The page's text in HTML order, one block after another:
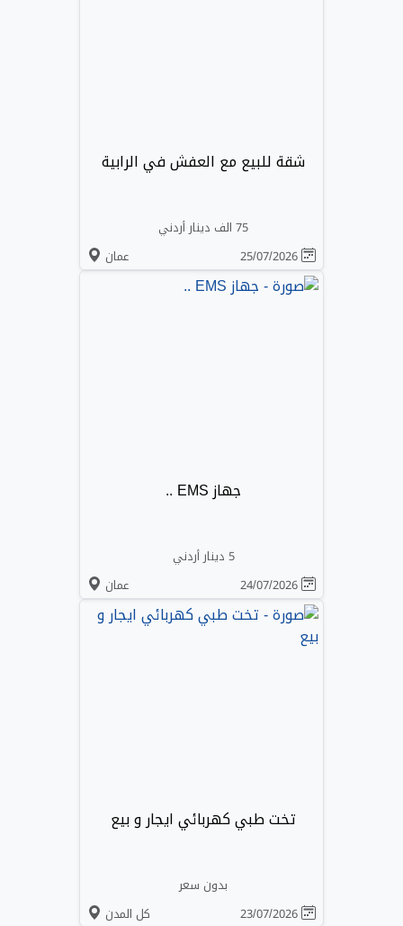
شقة للبيع مع العفش في الرابية
75 الف دينار أردني
عمان
جهاز EMS ..
5 دينار أردني
عمان
تخت طبي كهربائي ايجار و بيع
بدون سعر
كل المدن